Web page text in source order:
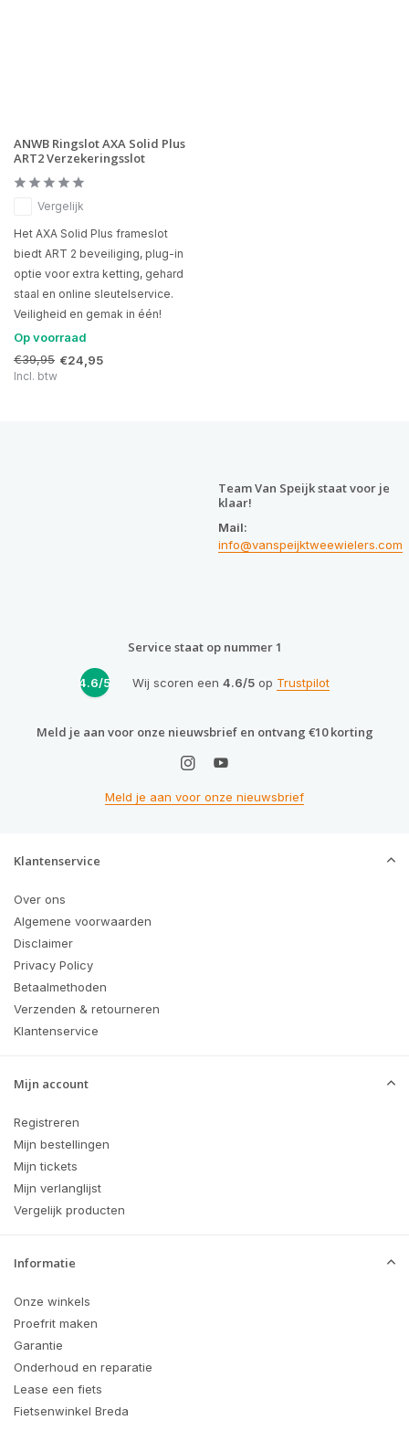
ANWB Ringslot AXA Solid Plus
ART2 Verzekeringsslot
Vergelijk
Het AXA Solid Plus frameslot
biedt ART 2 beveiliging, plug-in
optie voor extra ketting, gehard
staal en online sleutelservice.
Veiligheid en gemak in één!
Op voorraad
€39,95 €24,95
Incl. btw
Team Van Speijk staat voor je
klaar!
Mail:
info@vanspeijktweewielers.com
Service staat op nummer 1
4.6/5 Wij scoren een 4.6/5op Trustpilot
Meld je aan voor onze nieuwsbrief en ontvang €10 korting
Meld je aan voor onze nieuwsbrief
Klantenservice
Over ons
Algemene voorwaarden
Disclaimer
Privacy Policy
Betaalmethoden
Verzenden & retourneren
Klantenservice
Mijn account
Registreren
Mijn bestellingen
Mijn tickets
Mijn verlanglijst
Vergelijk producten
Informatie
Onze winkels
Proefrit maken
Garantie
Onderhoud en reparatie
Lease een fiets
Fietsenwinkel Breda